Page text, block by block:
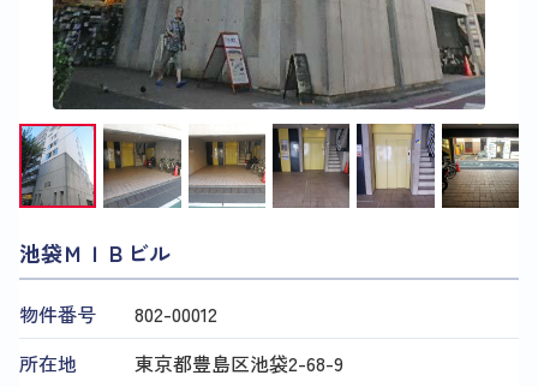
池袋ＭＩＢビル
物件番号
802​-​00012
所在地
東京都豊島区池袋2-68-9